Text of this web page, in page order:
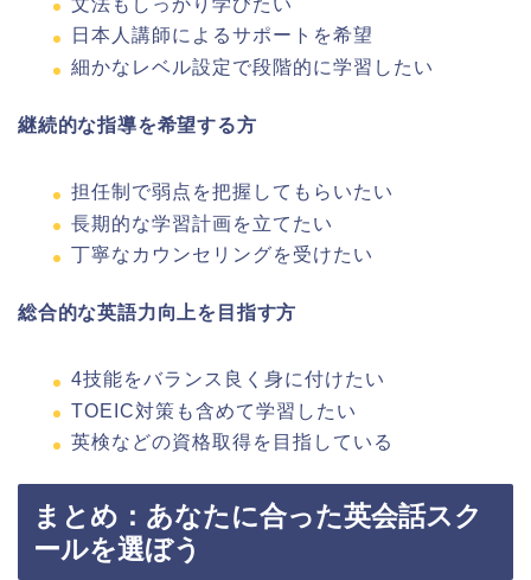
日本人講師によるサポートを希望
細かなレベル設定で段階的に学習したい
継続的な指導を希望する方
担任制で弱点を把握してもらいたい
長期的な学習計画を立てたい
丁寧なカウンセリングを受けたい
総合的な英語力向上を目指す方
4技能をバランス良く身に付けたい
TOEIC対策も含めて学習したい
英検などの資格取得を目指している
まとめ：あなたに合った英会話スク
ールを選ぼう